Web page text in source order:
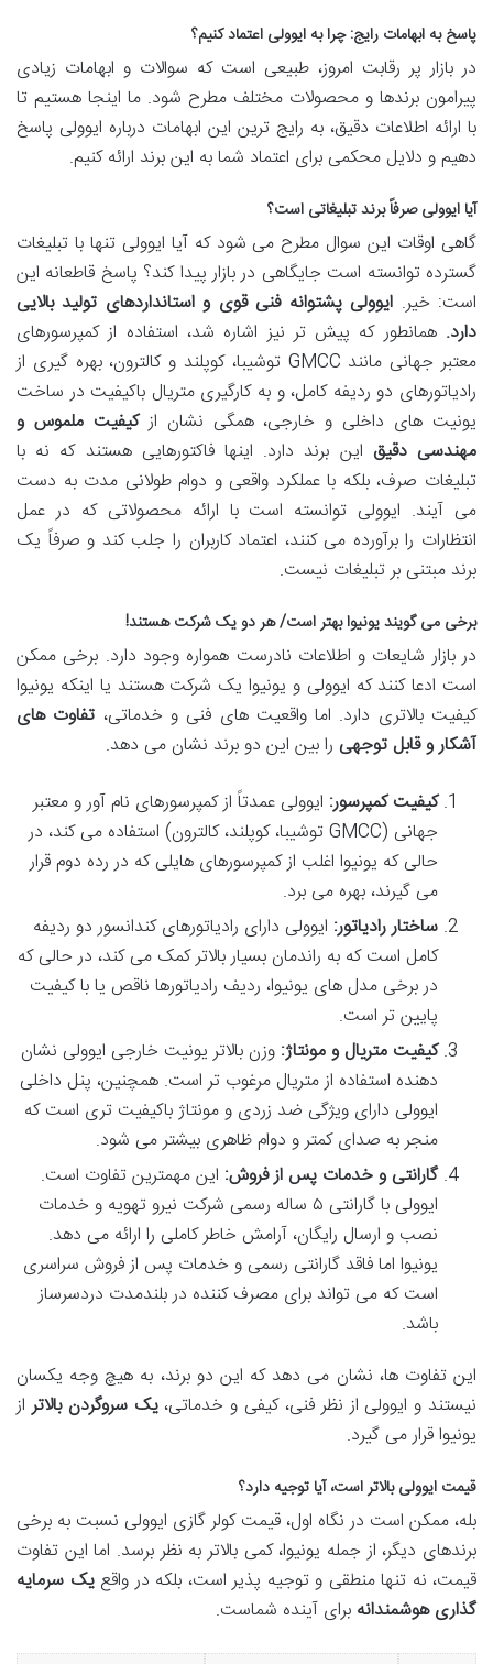
پاسخ به ابهامات رایج: چرا به ایوولی اعتماد کنیم؟
در بازار پر رقابت امروز، طبیعی است که سوالات و ابهامات زیادی
پیرامون برندها و محصولات مختلف مطرح شود. ما اینجا هستیم تا
با ارائه اطلاعات دقیق، به رایج ترین این ابهامات درباره ایوولی پاسخ
دهیم و دلایل محکمی برای اعتماد شما به این برند ارائه کنیم.
آیا ایوولی صرفاً برند تبلیغاتی است؟
گاهی اوقات این سوال مطرح می شود که آیا ایوولی تنها با تبلیغات
گسترده توانسته است جایگاهی در بازار پیدا کند؟ پاسخ قاطعانه این
است: خیر. ایوولی پشتوانه فنی قوی و استانداردهای تولید بالایی
دارد. همانطور که پیش تر نیز اشاره شد، استفاده از کمپرسورهای
معتبر جهانی مانند GMCC توشیبا، کوپلند و کالترون، بهره گیری از
رادیاتورهای دو ردیفه کامل، و به کارگیری متریال باکیفیت در ساخت
یونیت های داخلی و خارجی، همگی نشان ازکیفیت ملموس و
مهندسی دقیق این برند دارد. اینها فاکتورهایی هستند که نه با
تبلیغات صرف، بلکه با عملکرد واقعی و دوام طولانی مدت به دست
می آیند. ایوولی توانسته است با ارائه محصولاتی که در عمل
انتظارات را برآورده می کنند، اعتماد کاربران را جلب کند و صرفاً یک
برند مبتنی بر تبلیغات نیست.
برخی می گویند یونیوا بهتر است/ هر دو یک شرکت هستند!
در بازار شایعات و اطلاعات نادرست همواره وجود دارد. برخی ممکن
است ادعا کنند که ایوولی و یونیوا یک شرکت هستند یا اینکه یونیوا
کیفیت بالاتری دارد. اما واقعیت های فنی و خدماتی، تفاوت های
آشکار و قابل توجهی را بین این دو برند نشان می دهد.
کیفیت کمپرسور: ایوولی عمدتاً از کمپرسورهای نام آور و معتبر
جهانی (GMCC توشیبا، کوپلند، کالترون) استفاده می کند، در
حالی که یونیوا اغلب از کمپرسورهای هایلی که در رده دوم قرار
می گیرند، بهره می برد.
ساختار رادیاتور: ایوولی دارای رادیاتورهای کندانسور دو ردیفه
کامل است که به راندمان بسیار بالاتر کمک می کند، در حالی که
در برخی مدل های یونیوا، ردیف رادیاتورها ناقص یا با کیفیت
پایین تر است.
کیفیت متریال و مونتاژ: وزن بالاتر یونیت خارجی ایوولی نشان
دهنده استفاده از متریال مرغوب تر است. همچنین، پنل داخلی
ایوولی دارای ویژگی ضد زردی و مونتاژ باکیفیت تری است که
منجر به صدای کمتر و دوام ظاهری بیشتر می شود.
گارانتی و خدمات پس از فروش: این مهمترین تفاوت است.
ایوولی با گارانتی ۵ ساله رسمی شرکت نیرو تهویه و خدمات
نصب و ارسال رایگان، آرامش خاطر کاملی را ارائه می دهد.
یونیوا اما فاقد گارانتی رسمی و خدمات پس از فروش سراسری
است که می تواند برای مصرف کننده در بلندمدت دردسرساز
باشد.
این تفاوت ها، نشان می دهد که این دو برند، به هیچ وجه یکسان
نیستند و ایوولی از نظر فنی، کیفی و خدماتی،یک سروگردن بالاتراز
یونیوا قرار می گیرد.
قیمت ایوولی بالاتر است، آیا توجیه دارد؟
بله، ممکن است در نگاه اول، قیمت کولر گازی ایوولی نسبت به برخی
برندهای دیگر، از جمله یونیوا، کمی بالاتر به نظر برسد. اما این تفاوت
قیمت، نه تنها منطقی و توجیه پذیر است، بلکه در واقعیک سرمایه
گذاری هوشمندانه برای آینده شماست.